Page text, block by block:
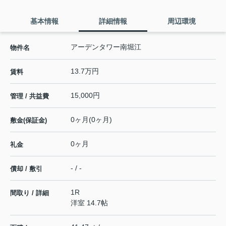
基本情報 詳細情報 周辺環境
物件名 アーデンタワー南堀江
賃料 13.7万円
管理 / 共益費 15,000円
敷金(保証金) 0ヶ月(0ヶ月)
礼金 0ヶ月
償却 / 敷引 - / -
間取り / 詳細
1R
洋室 14.7帖